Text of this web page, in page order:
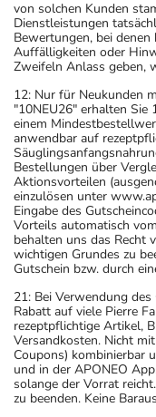
von solchen Kunden
Dienstleistungen
Bewertungen, bei
Auffälligkeiten oder
Zweifeln Anlass geben,
12: Nur für Neukunden
"10NEU26" erhalten
einem
anwendbar auf
Bestellungen über
Aktionsvorteilen
einzulösen unter
Eingabe des
Vorteils automatisch
behalten uns das Recht
wichtigen Grundes zu
Gutschein bzw. durch
21: Bei Verwendung
Rabatt auf viele Pierre
rezeptpflichtige Artikel,
Versandkosten. Nicht
Coupons) kombinierbar
und in der APONEO
solange der Vorrat
zu beenden. Keine